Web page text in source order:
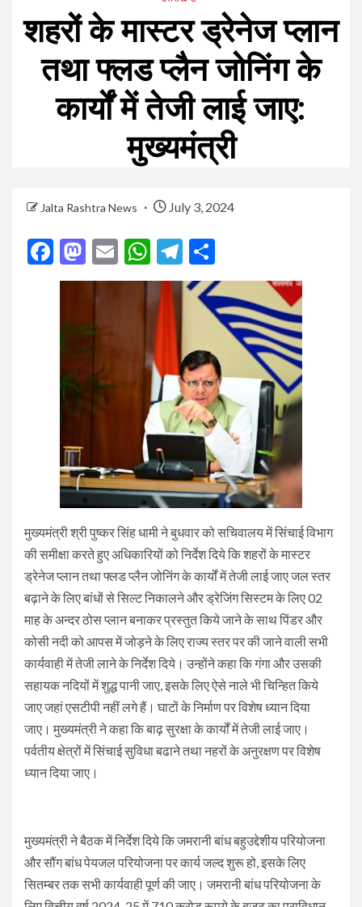
शहरों के मास्टर ड्रेनेज प्लान
तथा फ्लड प्लैन जोनिंग के
कार्यों में तेजी लाई जाए:
मुख्यमंत्री
Jalta Rashtra News July 3, 2024
Facebook
Mastodon
EmailWhatsApp
Telegram
मुख्यमंत्री श्री पुष्कर सिंह धामी ने बुधवार को सचिवालय में सिंचाई विभाग
की समीक्षा करते हुए अधिकारियों को निर्देश दिये कि शहरों के मास्टर
ड्रेनेज प्लान तथा फ्लड प्लैन जोनिंग के कार्यों में तेजी लाई जाए जल स्तर
बढ़ाने के लिए बांधों से सिल्ट निकालने और ड्रेजिंग सिस्टम के लिए 02
माह के अन्दर ठोस प्लान बनाकर प्रस्तुत किये जाने के साथ पिंडर और
कोसी नदी को आपस में जोड़ने के लिए राज्य स्तर पर की जाने वाली सभी
कार्यवाही में तेजी लाने के निर्देश दिये। उन्होंने कहा कि गंगा और उसकी
सहायक नदियों में शुद्ध पानी जाए, इसके लिए ऐसे नाले भी चिन्हित किये
जाए जहां एसटीपी नहीं लगे हैं। घाटों के निर्माण पर विशेष ध्यान दिया
जाए। मुख्यमंत्री ने कहा कि बाढ़ सुरक्षा के कार्यों में तेजी लाई जाए।
पर्वतीय क्षेत्रों में सिंचाई सुविधा बढाने तथा नहरों के अनुरक्षण पर विशेष
ध्यान दिया जाए।
मुख्यमंत्री ने बैठक में निर्देश दिये कि जमरानी बांध बहुउद्देशीय परियोजना
और सौंग बांध पेयजल परियोजना पर कार्य जल्द शुरू हो, इसके लिए
सितम्बर तक सभी कार्यवाही पूर्ण की जाए। जमरानी बांध परियोजना के